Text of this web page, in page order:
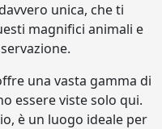
unica, che ti
magnifici animali e
una vasta gamma di
essere viste solo qui.
è un luogo ideale per